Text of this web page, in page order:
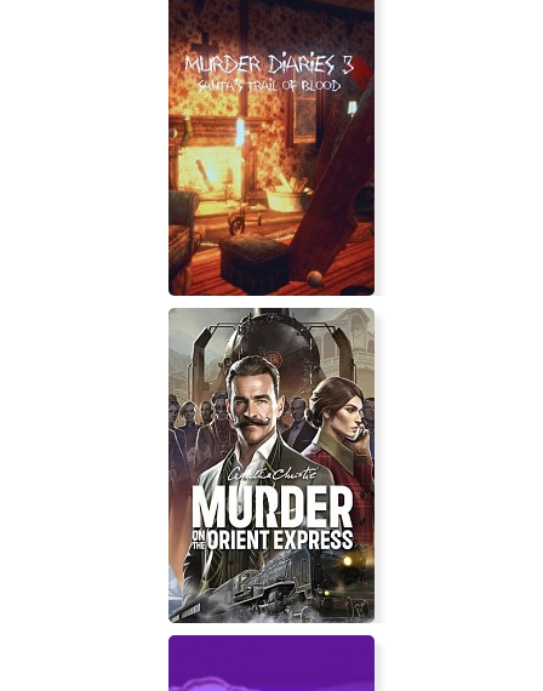
Call of Duty Black Ops
Murder Diaries 3 - Santa's Trail of
Blood